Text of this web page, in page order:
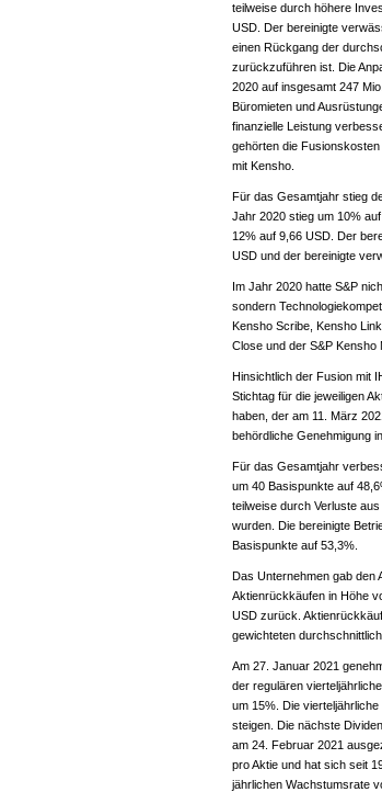
teilweise durch höhere
USD. Der bereinigte
einen Rückgang der
zurückzuführen ist. Die
2020 auf insgesamt 247
Büromieten und
finanzielle Leistung
gehörten die
mit Kensho.
Für das Gesamtjahr stieg
Jahr 2020 stieg um 10%
12% auf 9,66 USD. Der
USD und der bereinigte
Im Jahr 2020 hatte S&P
sondern
Kensho Scribe, Kensho
Close und der S&P Kensho
Hinsichtlich der Fusion mit
Stichtag für die jeweiligen
haben, der am 11. März
behördliche Genehmigung
Für das Gesamtjahr
um 40 Basispunkte auf
teilweise durch Verluste
wurden. Die bereinigte
Basispunkte auf 53,3%.
Das Unternehmen gab den
Aktienrückkäufen in Höhe
USD zurück.
gewichteten
Am 27. Januar 2021
der regulären
um 15%. Die
steigen. Die nächste
am 24. Februar 2021
pro Aktie und hat sich seit
jährlichen Wachstumsrate